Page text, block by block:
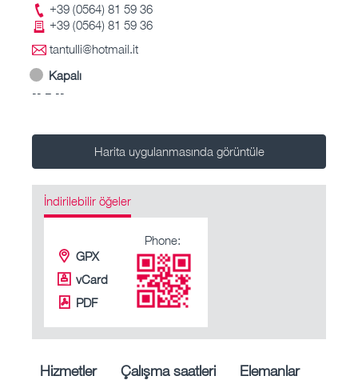
+39 (0564) 81 59 36
+39 (0564) 81 59 36
tantulli@hotmail.it
Kapalı
-- – --
Harita uygulanmasında görüntüle
İndirilebilir öğeler
GPX
vCard
PDF
Phone:
Hizmetler Çalışma saatleri Elemanlar